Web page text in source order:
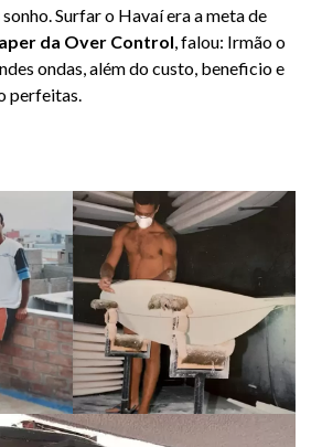
Surfar o Havaí era a meta de
da Over Control, falou: Irmão o
ondas, além do custo, beneficio e
perfeitas.